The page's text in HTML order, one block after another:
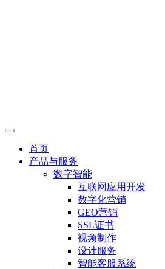
首页
产品与服务
数字智能
互联网应用开发
数字化营销
GEO营销
SSL证书
视频制作
设计服务
智能客服系统